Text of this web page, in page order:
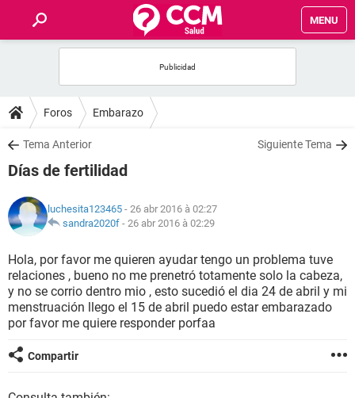
MENU
FORUMS
SALUD
NUTRICIÓN
BIENESTAR
SEXUALIDAD
GLOSARIO
Foros Embarazo
Tema Anterior Siguiente Tema
Días de fertilidad
luchesita123465 - 26 abr 2016 à 02:27
sandra2020f - 26 abr 2016 à 02:29
Hola, por favor me quieren ayudar tengo un problema tuve
relaciones , bueno no me prenetró totamente solo la cabeza,
y no se corrio dentro mio , esto sucedió el dia 24 de abril y mi
menstruación llego el 15 de abril puedo estar embarazado
por favor me quiere responder porfaa
Compartir